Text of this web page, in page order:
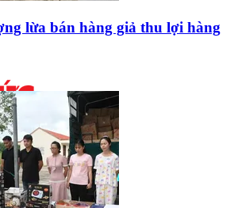
lừa bán hàng giả thu lợi hàng